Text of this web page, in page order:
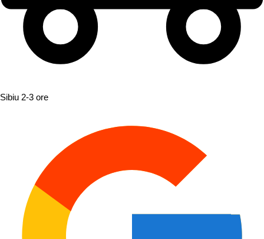
Sibiu 2-3 ore